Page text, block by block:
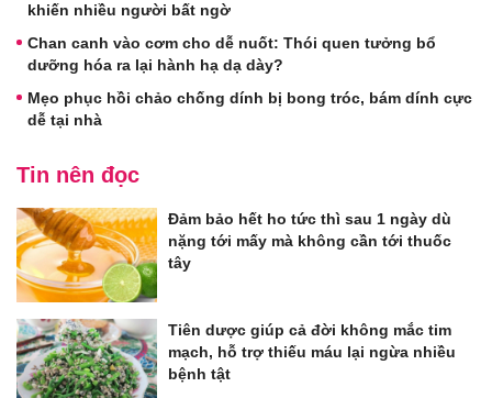
khiến nhiều người bất ngờ
Chan canh vào cơm cho dễ nuốt: Thói quen tưởng bổ
dưỡng hóa ra lại hành hạ dạ dày?
Mẹo phục hồi chảo chống dính bị bong tróc, bám dính cực
dễ tại nhà
Tin nên đọc
Đảm bảo hết ho tức thì sau 1 ngày dù
nặng tới mấy mà không cần tới thuốc
tây
Tiên dược giúp cả đời không mắc tim
mạch, hỗ trợ thiếu máu lại ngừa nhiều
bệnh tật